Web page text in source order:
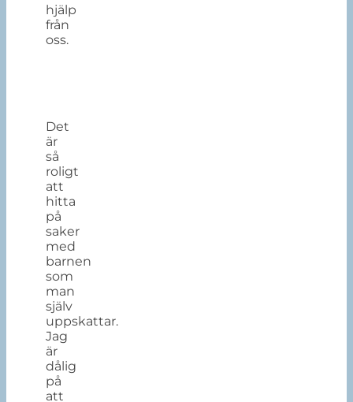
hjälp
från
oss.
Det
är
så
roligt
att
hitta
på
saker
med
barnen
som
man
själv
uppskattar.
Jag
är
dålig
på
att